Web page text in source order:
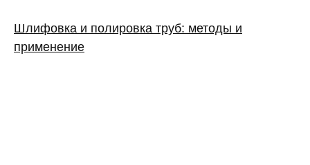
Шлифовка и полировка труб: методы и
применение